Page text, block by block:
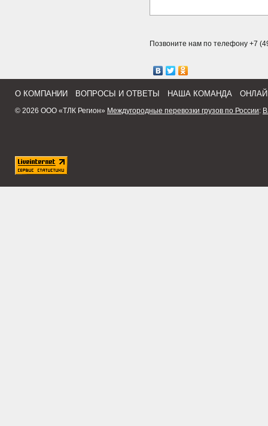
Позвоните нам по телефону +7
О КОМПАНИИ ВОПРОСЫ И ОТВЕТЫ НАША КОМАНДА
© 2026 ООО «ТЛК Регион» Междугородные перевозки грузов по России: